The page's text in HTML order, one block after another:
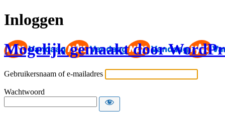
Inloggen
Mogelijk gemaakt door
Gebruikersnaam of e-mailadres
Wachtwoord